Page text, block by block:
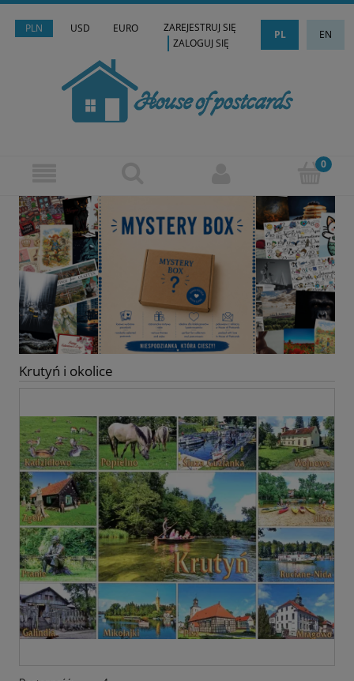
PLN USD EURO PL EN
ZAREJESTRUJ SIĘ
ZALOGUJ SIĘ
Krutyń i okolice